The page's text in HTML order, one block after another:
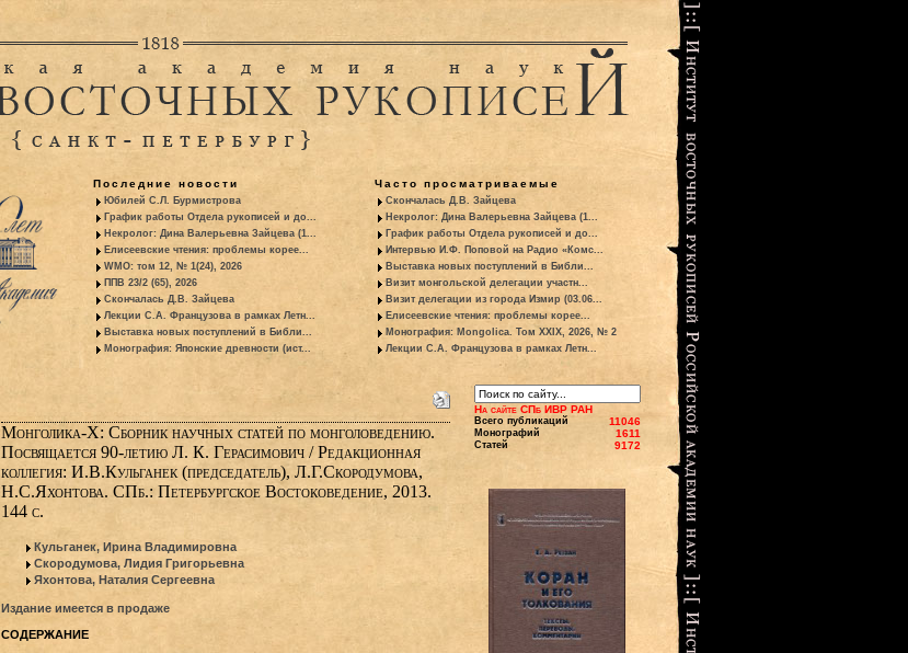
Последние новости
Юбилей С.Л. Бурмистрова
График работы Отдела рукописей и до...
Некролог: Дина Валерьевна Зайцева (1...
Елисеевские чтения: проблемы корее...
WMO: том 12, № 1(24), 2026
ППВ 23/2 (65), 2026
Скончалась Д.В. Зайцева
Лекции С.А. Французова в рамках Летн...
Выставка новых поступлений в Библи...
Монография: Японские древности (ист...
Часто просматриваемые
Скончалась Д.В. Зайцева
Некролог: Дина Валерьевна Зайцева (1...
График работы Отдела рукописей и до...
Интервью И.Ф. Поповой на Радио «Комс...
Выставка новых поступлений в Библи...
Визит монгольской делегации участн...
Визит делегации из города Измир (03.06...
Елисеевские чтения: проблемы корее...
Монография: Mongolica. Том XXIX, 2026, № 2
Лекции С.А. Французова в рамках Летн...
Монголика-X: Сборник научных статей по монголоведению.
Посвящается 90-летию Л. К. Герасимович / Редакционная
коллегия: И.В.Кульганек (председатель), Л.Г.Скородумова,
Н.С.Яхонтова. СПб.: Петербургское Востоковедение, 2013.
144 с.
Кульганек, Ирина Владимировна
Скородумова, Лидия Григорьевна
Яхонтова, Наталия Сергеевна
Издание имеется в продаже
СОДЕРЖАНИЕ
На сайте СПб ИВР РАН
Всего публикаций 11046
Монографий 1611
Статей 9172